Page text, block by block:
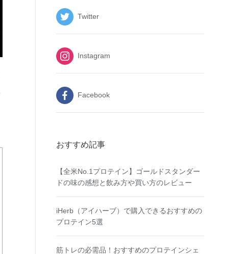
Twitter
Instagram
Facebook
おすすめ記事
【全米No.1プロテイン】ゴールドスタンダー
ドの味の感想と飲み方や買い方のレビュー
iHerb（アイハーブ）で購入できるおすすめの
プロテイン5選
筋トレの必需品！おすすめのプロテインシェ